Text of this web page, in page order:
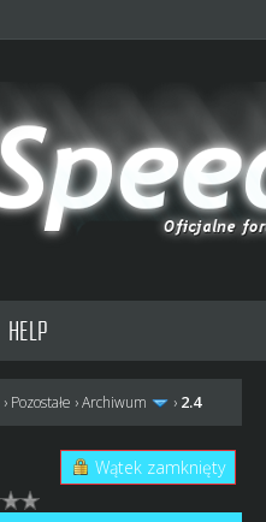
HELP
› Pozostałe ›Archiwum › 2.4
Wątek zamknięty